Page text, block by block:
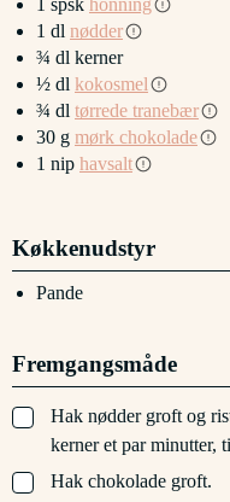
spsk honning
1 dl nødder
¾ dl kerner
½ dl kokosmel
¾ dl tørrede tranebær
30 g mørk chokolade
1 nip havsalt
Køkkenudstyr
Pande
Fremgangsmåde
▢
Hak nødder groft og
kerner et par minutter,
▢
Hak chokolade groft.